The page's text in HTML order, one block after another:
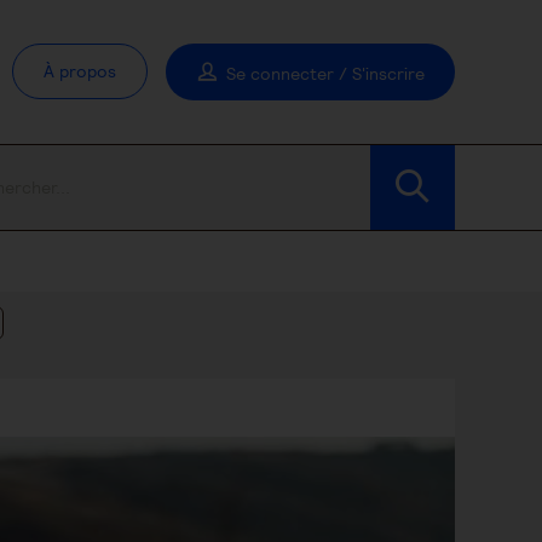
À propos Se connecter / S'inscrire